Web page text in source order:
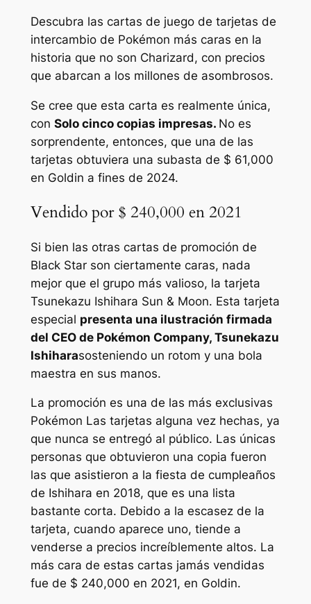
Descubra las cartas de juego de tarjetas de
intercambio de Pokémon más caras en la
historia que no son Charizard, con precios
que abarcan a los millones de asombrosos.
Se cree que esta carta es realmente única,
con Solo cinco copias impresas. No es
sorprendente, entonces, que una de las
tarjetas obtuviera una subasta de $ 61,000
en Goldin a fines de 2024.
Vendido por $ 240,000 en 2021
Si bien las otras cartas de promoción de
Black Star son ciertamente caras, nada
mejor que el grupo más valioso, la tarjeta
Tsunekazu Ishihara Sun & Moon. Esta tarjeta
especial presenta una ilustración firmada
del CEO de Pokémon Company, Tsunekazu
Ishiharasosteniendo un rotom y una bola
maestra en sus manos.
La promoción es una de las más exclusivas
Pokémon Las tarjetas alguna vez hechas, ya
que nunca se entregó al público. Las únicas
personas que obtuvieron una copia fueron
las que asistieron a la fiesta de cumpleaños
de Ishihara en 2018, que es una lista
bastante corta. Debido a la escasez de la
tarjeta, cuando aparece uno, tiende a
venderse a precios increíblemente altos. La
más cara de estas cartas jamás vendidas
fue de $ 240,000 en 2021, en Goldin.